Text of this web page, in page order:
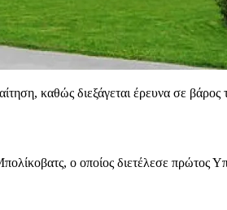
καθώς διεξάγεται έρευνα σε
ο οποίος διετέλεσε